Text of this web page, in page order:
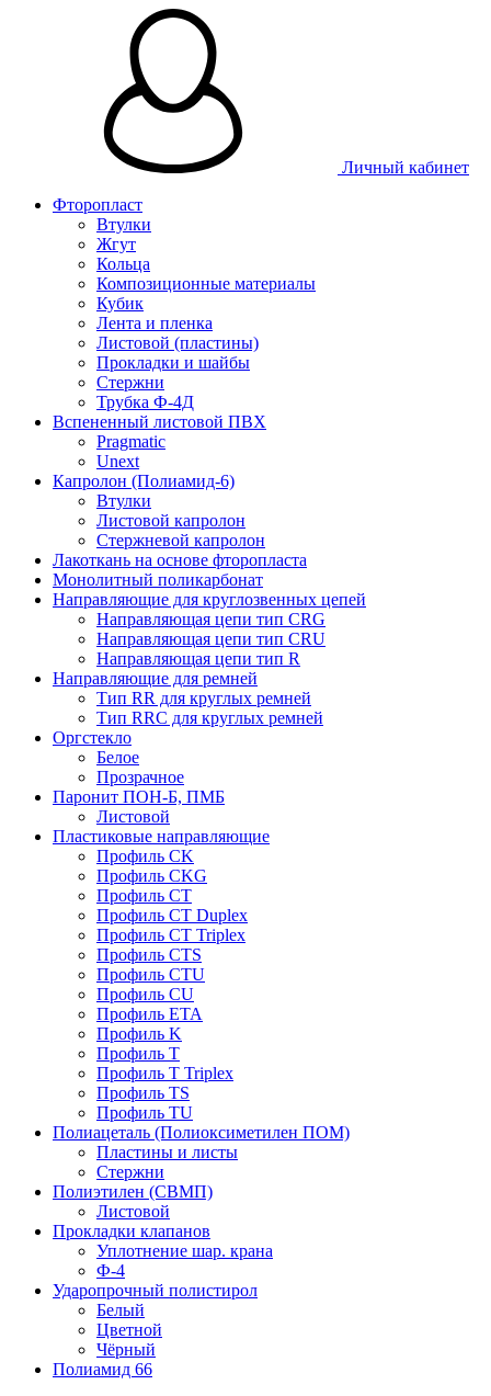
Личный кабинет
Фторопласт
Втулки
Жгут
Кольца
Композиционные материалы
Кубик
Лента и пленка
Листовой (пластины)
Прокладки и шайбы
Стержни
Трубка Ф-4Д
Вспененный листовой ПВХ
Pragmatic
Unext
Капролон (Полиамид-6)
Втулки
Листовой капролон
Стержневой капролон
Лакоткань на основе фторопласта
Монолитный поликарбонат
Направляющие для круглозвенных цепей
Направляющая цепи тип CRG
Направляющая цепи тип CRU
Направляющая цепи тип R
Направляющие для ремней
Тип RR для круглых ремней
Тип RRС для круглых ремней
Оргстекло
Белое
Прозрачное
Паронит ПОН-Б, ПМБ
Листовой
Пластиковые направляющие
Профиль CK
Профиль CKG
Профиль CT
Профиль CT Duplex
Профиль CT Triplex
Профиль CTS
Профиль CTU
Профиль CU
Профиль ETA
Профиль K
Профиль T
Профиль T Triplex
Профиль TS
Профиль TU
Полиацеталь (Полиоксиметилен ПОМ)
Пластины и листы
Стержни
Полиэтилен (СВМП)
Листовой
Прокладки клапанов
Уплотнение шар. крана
Ф-4
Ударопрочный полистирол
Белый
Цветной
Чёрный
Полиамид 66